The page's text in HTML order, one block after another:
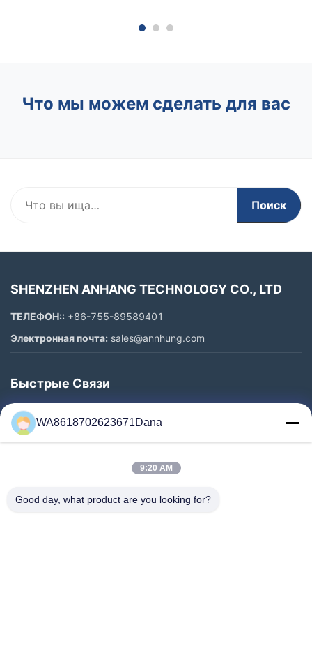
видимым со всех сторон, обеспечивающим
Что мы можем сделать для вас
Поиск
SHENZHEN ANHANG TECHNOLOGY CO., LTD
ТЕЛЕФОН:: +86-755-89589401
Электронная почта: sales@annhung.com
Быстрые Связи
Домой
Продукты
Экскурсия По Заводу
WA8618702623671Dana
9:20 AM
Good day, what product are you looking for?